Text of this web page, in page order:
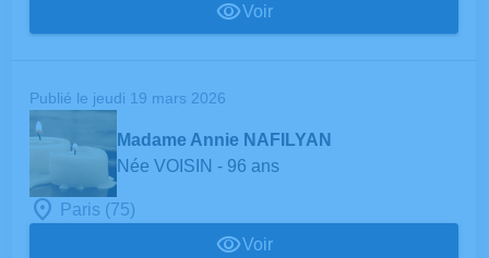
Voir
Publié le jeudi 19 mars 2026
Madame Annie NAFILYAN
Née VOISIN - 96 ans
Paris (75)
Voir